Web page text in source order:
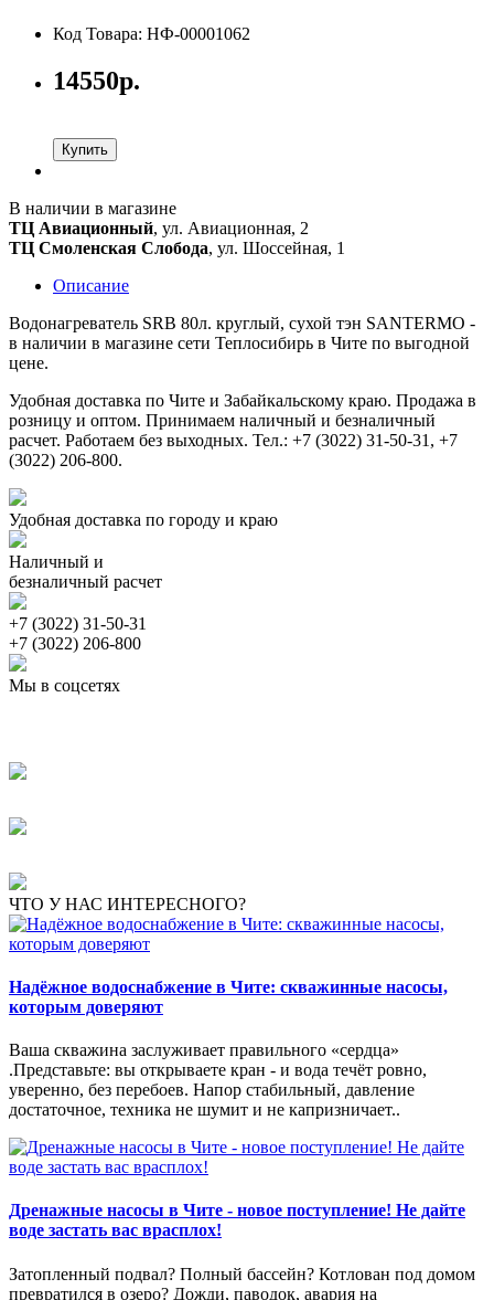
Код Товара: НФ-00001062
14550р.
Купить
В наличии в магазине
ТЦ Авиационный, ул. Авиационная, 2
ТЦ Смоленская Слобода, ул. Шоссейная, 1
Описание
Водонагреватель SRB 80л. круглый, сухой тэн SANTERMO -
в наличии в магазине сети Теплосибирь в Чите по выгодной
цене.
Удобная доставка по Чите и Забайкальскому краю. Продажа в
розницу и оптом. Принимаем наличный и безналичный
расчет. Работаем без выходных. Тел.: +7 (3022) 31-50-31, +7
(3022) 206-800.
Удобная доставка по городу и краю
Наличный и
безналичный расчет
+7 (3022) 31-50-31
+7 (3022) 206-800
Мы в соцсетях
ЧТО У НАС ИНТЕРЕСНОГО?
Надёжное водоснабжение в Чите: скважинные насосы,
которым доверяют
Ваша скважина заслуживает правильного «сердца»
.Представьте: вы открываете кран - и вода течёт ровно,
уверенно, без перебоев. Напор стабильный, давление
достаточное, техника не шумит и не капризничает..
Дренажные насосы в Чите - новое поступление! Не дайте
воде застать вас врасплох!
Затопленный подвал? Полный бассейн? Котлован под домом
превратился в озеро? Дожди, паводок, авария на